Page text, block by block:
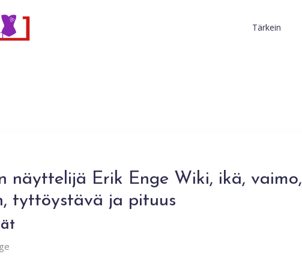
Tärkein
näyttelijä Erik Enge Wiki, ikä, vaimo,
tyttöystävä ja pituus